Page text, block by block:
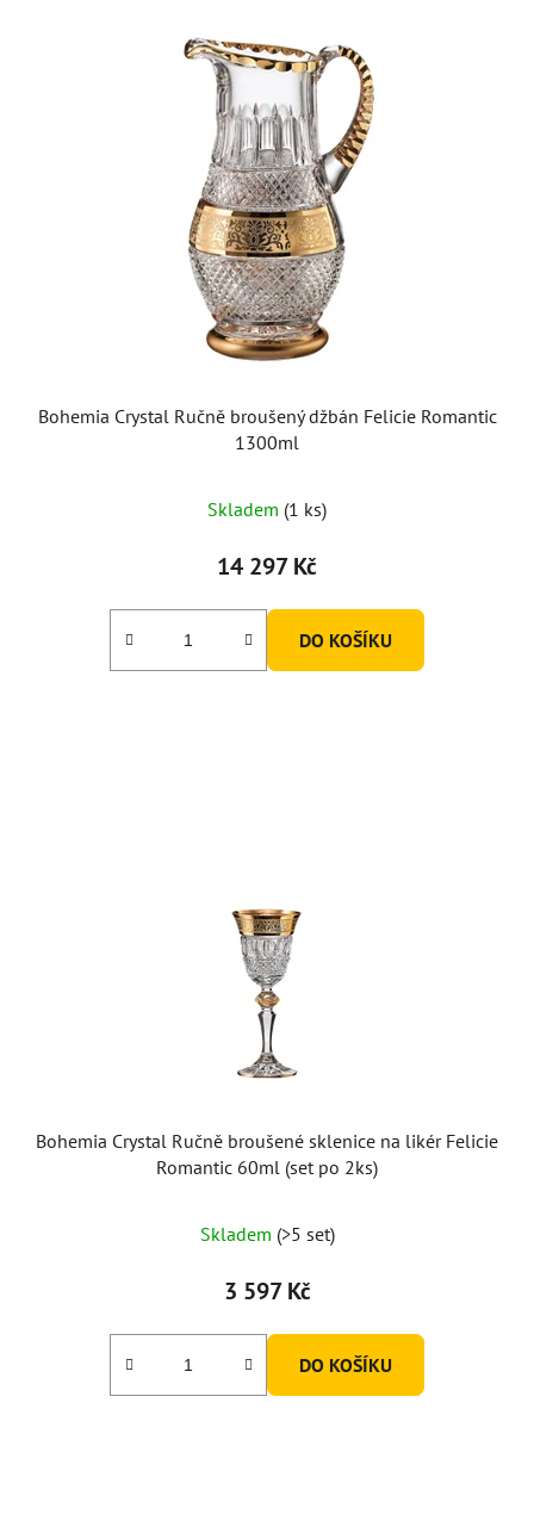
Bohemia Crystal Ručně broušený džbán Felicie Romantic
1300ml
Skladem (1 ks)
14 297 Kč
DO KOŠÍKU
Bohemia Crystal Ručně broušené sklenice na likér Felicie
Romantic 60ml (set po 2ks)
Skladem (>5 set)
3 597 Kč
DO KOŠÍKU